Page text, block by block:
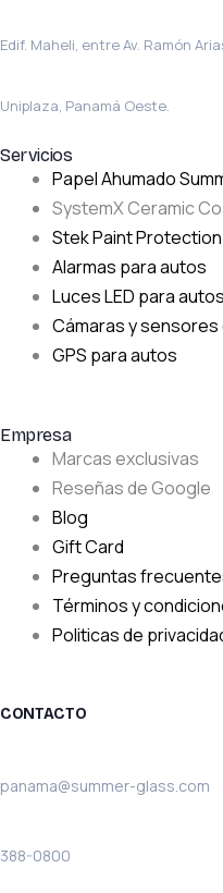
Edif. Maheli, entre Av. Ramón
Uniplaza, Panamá Oeste.
Servicios
Papel Ahumado
SystemX Ceramic
Stek Paint Protection
Alarmas para autos
Luces LED para autos
Cámaras y
GPS para autos
Empresa
Marcas exclusivas
Reseñas de Google
Blog
Gift Card
Preguntas
Términos y
Politicas de
CONTACTO
panama@summer-glass.com
388-0800